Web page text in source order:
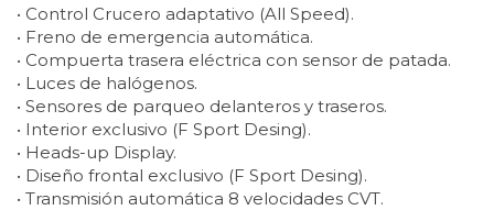
• Control Crucero adaptativo (All Speed).
• Freno de emergencia automática.
• Compuerta trasera eléctrica con sensor de patada.
• Luces de halógenos.
• Sensores de parqueo delanteros y traseros.
• Interior exclusivo (F Sport Desing).
• Heads-up Display.
• Diseño frontal exclusivo (F Sport Desing).
• Transmisión automática 8 velocidades CVT.